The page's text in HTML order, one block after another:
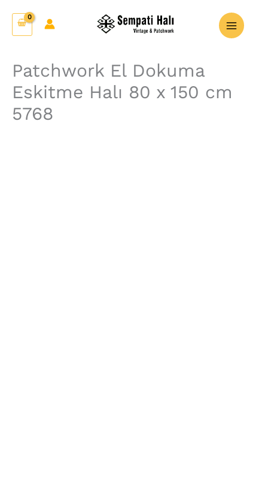
Patchwork El Dokuma
Eskitme Halı 80 x 150 cm
5768
El
Dokuma
Halı
80
150